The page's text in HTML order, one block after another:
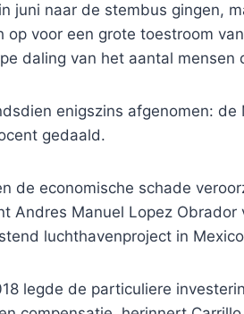
juni naar de stembus gingen,
op voor een grote toestroom
daling van het aantal mensen
enigszins afgenomen:
gedaald.
de economische schade
Andres Manuel Lopez
luchthavenproject in
legde de particuliere